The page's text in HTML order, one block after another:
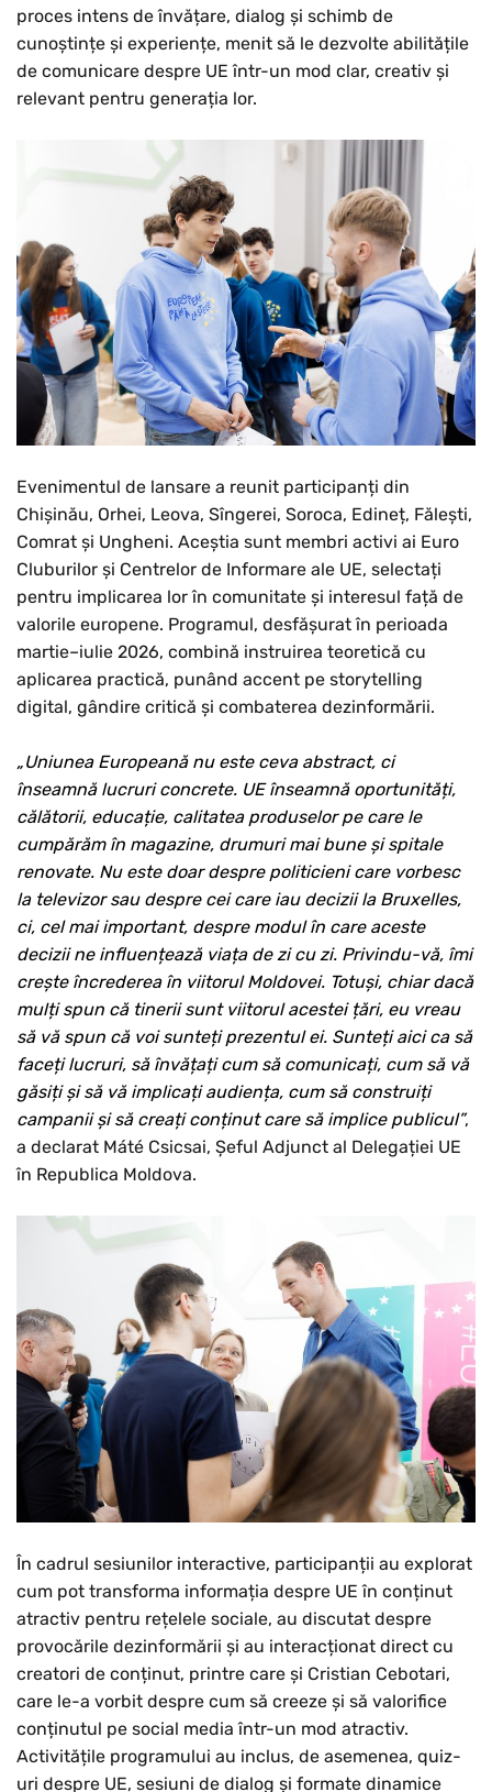
proces intens de învățare, dialog și schimb de
cunoștințe și experiențe, menit să le dezvolte abilitățile
de comunicare despre UE într-un mod clar, creativ și
relevant pentru generația lor.
Evenimentul de lansare a reunit participanți din
Chișinău, Orhei, Leova, Sîngerei, Soroca, Edineț, Fălești,
Comrat și Ungheni. Aceștia sunt membri activi ai Euro
Cluburilor și Centrelor de Informare ale UE, selectați
pentru implicarea lor în comunitate și interesul față de
valorile europene. Programul, desfășurat în perioada
martie–iulie 2026, combină instruirea teoretică cu
aplicarea practică, punând accent pe storytelling
digital, gândire critică și combaterea dezinformării.
„Uniunea Europeană nu este ceva abstract, ci
înseamnă lucruri concrete. UE înseamnă oportunități,
călătorii, educație, calitatea produselor pe care le
cumpărăm în magazine, drumuri mai bune și spitale
renovate. Nu este doar despre politicieni care vorbesc
la televizor sau despre cei care iau decizii la Bruxelles,
ci, cel mai important, despre modul în care aceste
decizii ne influențează viața de zi cu zi. Privindu-vă, îmi
crește încrederea în viitorul Moldovei. Totuși, chiar dacă
mulți spun că tinerii sunt viitorul acestei țări, eu vreau
să vă spun că voi sunteți prezentul ei. Sunteți aici ca să
faceți lucruri, să învățați cum să comunicați, cum să vă
găsiți și să vă implicați audiența, cum să construiți
campanii și să creați conținut care să implice publicul”,
a declarat Máté Csicsai, Șeful Adjunct al Delegației UE
în Republica Moldova.
În cadrul sesiunilor interactive, participanții au explorat
cum pot transforma informația despre UE în conținut
atractiv pentru rețelele sociale, au discutat despre
provocările dezinformării și au interacționat direct cu
creatori de conținut, printre care și Cristian Cebotari,
care le-a vorbit despre cum să creeze și să valorifice
conținutul pe social media într-un mod atractiv.
Activitățile programului au inclus, de asemenea, quiz-
uri despre UE, sesiuni de dialog și formate dinamice